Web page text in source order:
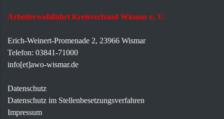
Arbeiterwohlfahrt Kreisverband Wismar e. V.
Erich-Weinert-Promenade 2, 23966 Wismar
Telefon: 03841-71000
info[et]awo-wismar.de
Datenschutz
Datenschutz im Stellenbesetzungsverfahren
Impressum